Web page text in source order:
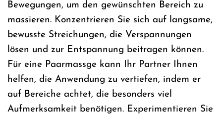
Bewegungen, um den gewünschten Bereich zu
massieren. Konzentrieren Sie sich auf langsame,
bewusste Streichungen, die Verspannungen
lösen und zur Entspannung beitragen können.
Für eine Paarmassge kann Ihr Partner Ihnen
helfen, die Anwendung zu vertiefen, indem er
auf Bereiche achtet, die besonders viel
Aufmerksamkeit benötigen. Experimentieren Sie